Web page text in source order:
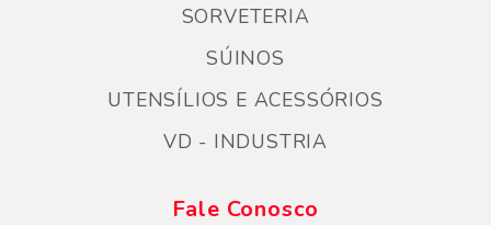
SORVETERIA
SÚINOS
UTENSÍLIOS E ACESSÓRIOS
VD - INDUSTRIA
Fale Conosco